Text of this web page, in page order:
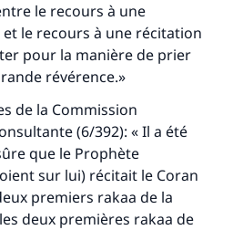
le recours à une
le recours à une récitation
pour la manière de prier
révérence.»
de la Commission
(6/392): « Il a été
que le Prophète
sur lui) récitait le Coran
premiers rakaa de la
deux premières rakaa de